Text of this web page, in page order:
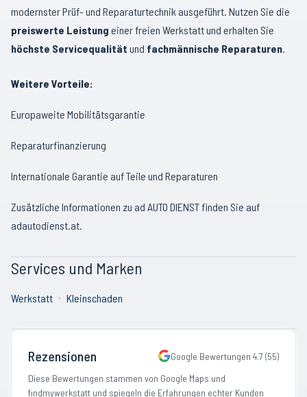
modernster Prüf- und Reparaturtechnik ausgeführt. Nutzen Sie die
preiswerte Leistung einer freien Werkstatt und erhalten Sie
höchste Servicequalität und fachmännische Reparaturen.
Weitere Vorteile:
Europaweite Mobilitätsgarantie
Reparaturfinanzierung
Internationale Garantie auf Teile und Reparaturen
Zusätzliche Informationen zu ad AUTO DIENST finden Sie auf
adautodienst.at.
Services und Marken
Werkstatt Kleinschaden
Rezensionen Google Bewertungen 4.7(55)
Diese Bewertungen stammen von Google Maps und
findmywerkstatt und spiegeln die Erfahrungen echter Kunden